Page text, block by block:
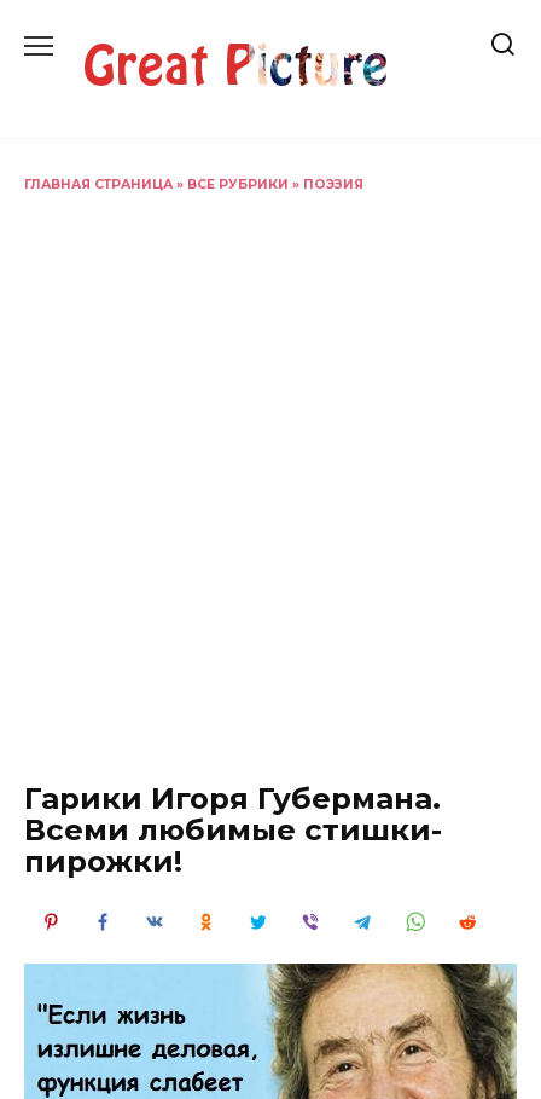
содержанию
ГЛАВНАЯ СТРАНИЦА » ВСЕ РУБРИКИ » ПОЭЗИЯ
Гарики Игоря Губермана.
Всеми любимые стишки-
пирожки!